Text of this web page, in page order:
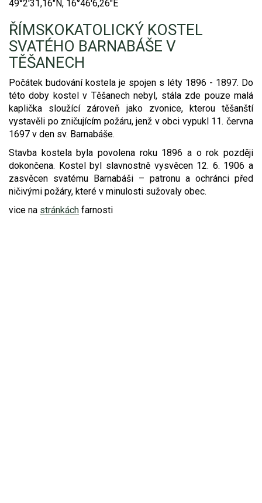
49°2'31,16"N, 16°46'6,26"E
ŘÍMSKOKATOLICKÝ KOSTEL
SVATÉHO BARNABÁŠE V
TĚŠANECH
Počátek budování kostela je spojen s léty 1896 - 1897. Do
této doby kostel v Těšanech nebyl, stála zde pouze malá
kaplička sloužící zároveň jako zvonice, kterou těšanští
vystavěli po zničujícím požáru, jenž v obci vypukl 11. června
1697 v den sv. Barnabáše.
Stavba kostela byla povolena roku 1896 a o rok později
dokončena. Kostel byl slavnostně vysvěcen 12. 6. 1906 a
zasvěcen svatému Barnabáši – patronu a ochránci před
ničivými požáry, které v minulosti sužovaly obec.
vice na stránkách farnosti
Naše koně
Mapové služby
Zpravodaj
Smuteční oznámení